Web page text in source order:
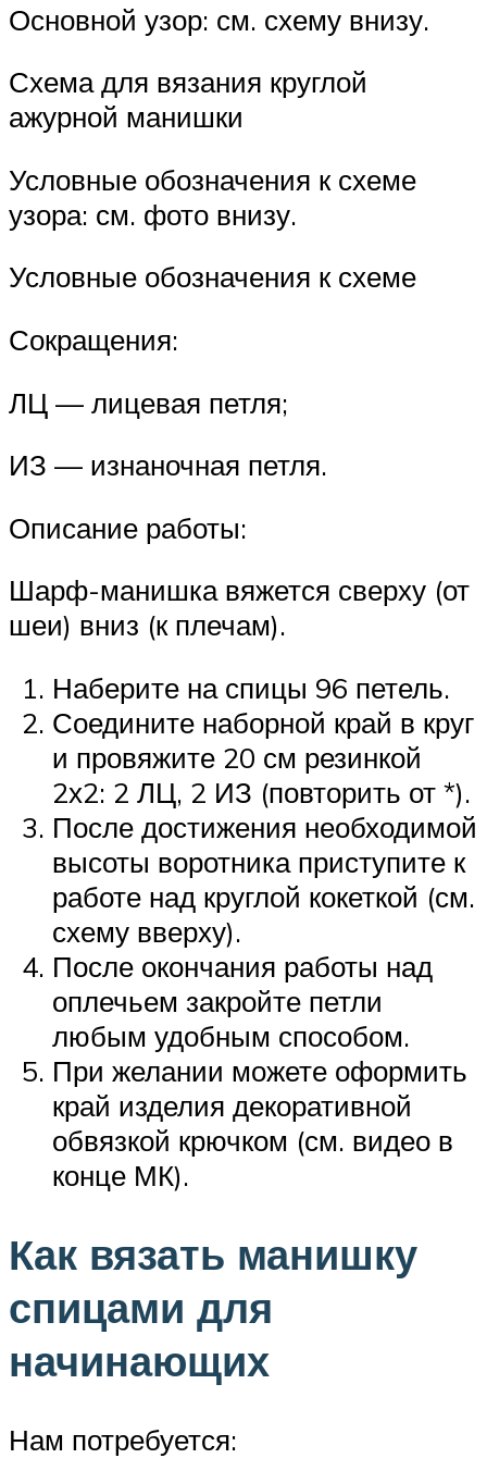
Основной узор: см. схему внизу.
Схема для вязания круглой
ажурной манишки
Условные обозначения к схеме
узора: см. фото внизу.
Условные обозначения к схеме
Сокращения:
ЛЦ — лицевая петля;
ИЗ — изнаночная петля.
Описание работы:
Шарф-манишка вяжется сверху (от
шеи) вниз (к плечам).
Наберите на спицы 96 петель.
Соедините наборной край в круг
и провяжите 20 см резинкой
2х2: 2 ЛЦ, 2 ИЗ (повторить от *).
После достижения необходимой
высоты воротника приступите к
работе над круглой кокеткой (см.
схему вверху).
После окончания работы над
оплечьем закройте петли
любым удобным способом.
При желании можете оформить
край изделия декоративной
обвязкой крючком (см. видео в
конце МК).
Как вязать манишку
спицами для
начинающих
Нам потребуется: